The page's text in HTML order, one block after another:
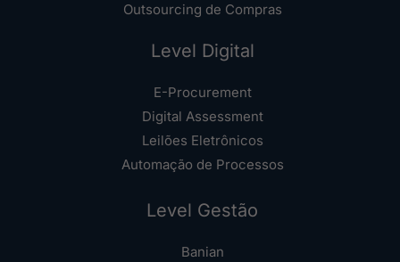
Outsourcing de Compras
Level Digital
E-Procurement
Digital Assessment
Leilões Eletrônicos
Automação de Processos
Level Gestão
Banian